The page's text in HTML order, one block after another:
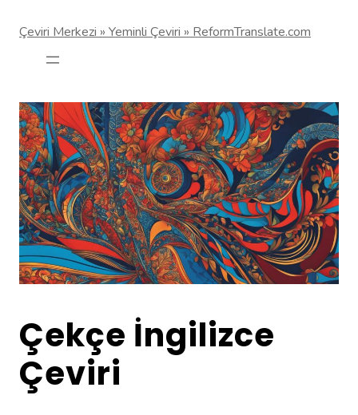
Çeviri Merkezi » Yeminli Çeviri » ReformTranslate.com
Çekçe İngilizce
Çeviri